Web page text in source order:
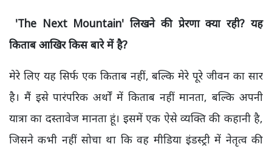
'The Next Mountain' लिखने की प्रेरणा क्या रही? यह
किताब आखिर किस बारे में है?
मेरे लिए यह सिर्फ एक किताब नहीं, बल्कि मेरे पूरे जीवन का सार
है। मैं इसे पारंपरिक अर्थों में किताब नहीं मानता, बल्कि अपनी
यात्रा का दस्तावेज मानता हूं। इसमें एक ऐसे व्यक्ति की कहानी है,
जिसने कभी नहीं सोचा था कि वह मीडिया इंडस्ट्री में नेतृत्व की